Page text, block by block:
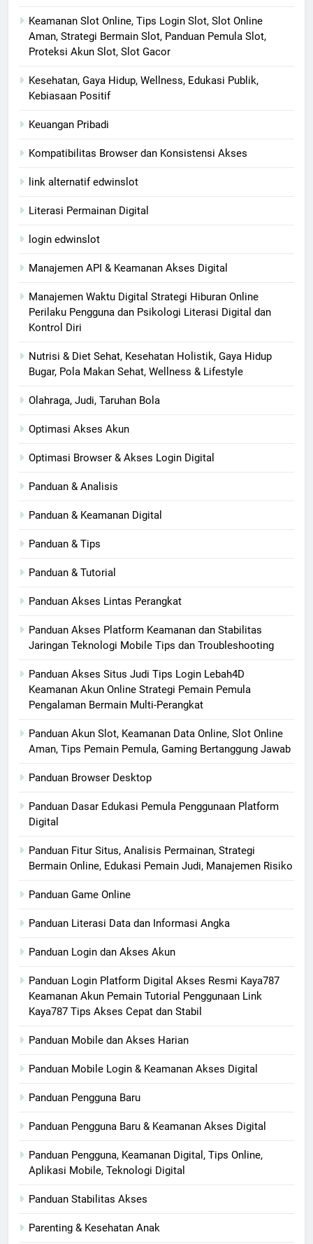
Keamanan Slot Online, Tips Login Slot, Slot Online
Aman, Strategi Bermain Slot, Panduan Pemula Slot,
Proteksi Akun Slot, Slot Gacor
Kesehatan, Gaya Hidup, Wellness, Edukasi Publik,
Kebiasaan Positif
Keuangan Pribadi
Kompatibilitas Browser dan Konsistensi Akses
link alternatif edwinslot
Literasi Permainan Digital
login edwinslot
Manajemen API & Keamanan Akses Digital
Manajemen Waktu Digital Strategi Hiburan Online
Perilaku Pengguna dan Psikologi Literasi Digital dan
Kontrol Diri
Nutrisi & Diet Sehat, Kesehatan Holistik, Gaya Hidup
Bugar, Pola Makan Sehat, Wellness & Lifestyle
Olahraga, Judi, Taruhan Bola
Optimasi Akses Akun
Optimasi Browser & Akses Login Digital
Panduan & Analisis
Panduan & Keamanan Digital
Panduan & Tips
Panduan & Tutorial
Panduan Akses Lintas Perangkat
Panduan Akses Platform Keamanan dan Stabilitas
Jaringan Teknologi Mobile Tips dan Troubleshooting
Panduan Akses Situs Judi Tips Login Lebah4D
Keamanan Akun Online Strategi Pemain Pemula
Pengalaman Bermain Multi-Perangkat
Panduan Akun Slot, Keamanan Data Online, Slot Online
Aman, Tips Pemain Pemula, Gaming Bertanggung Jawab
Panduan Browser Desktop
Panduan Dasar Edukasi Pemula Penggunaan Platform
Digital
Panduan Fitur Situs, Analisis Permainan, Strategi
Bermain Online, Edukasi Pemain Judi, Manajemen Risiko
Panduan Game Online
Panduan Literasi Data dan Informasi Angka
Panduan Login dan Akses Akun
Panduan Login Platform Digital Akses Resmi Kaya787
Keamanan Akun Pemain Tutorial Penggunaan Link
Kaya787 Tips Akses Cepat dan Stabil
Panduan Mobile dan Akses Harian
Panduan Mobile Login & Keamanan Akses Digital
Panduan Pengguna Baru
Panduan Pengguna Baru & Keamanan Akses Digital
Panduan Pengguna, Keamanan Digital, Tips Online,
Aplikasi Mobile, Teknologi Digital
Panduan Stabilitas Akses
Parenting & Kesehatan Anak